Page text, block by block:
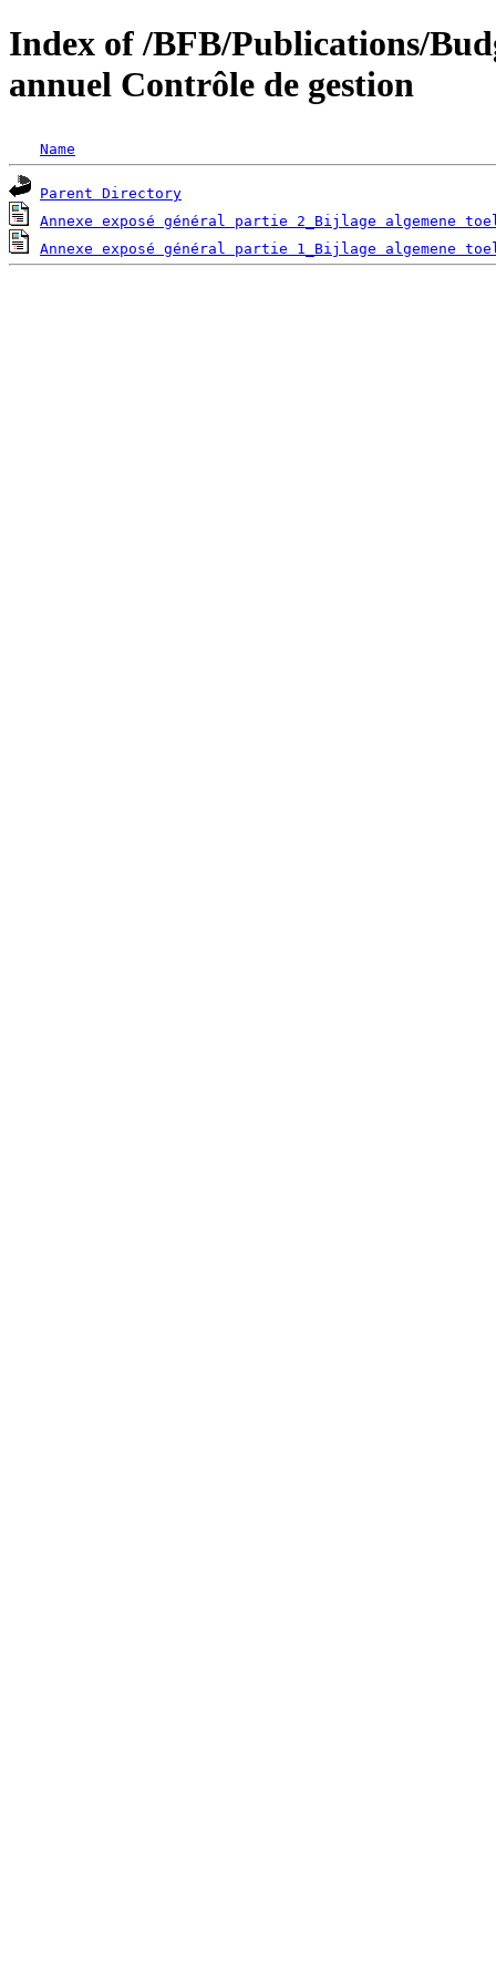
Index of /BFB/Publications/
annuel Contrôle de gestion
Name
Parent Directory
Annexe exposé général partie 2_Bijlage algemene
Annexe exposé général partie 1_Bijlage algemene